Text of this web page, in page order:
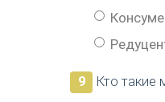
9 Кто такие